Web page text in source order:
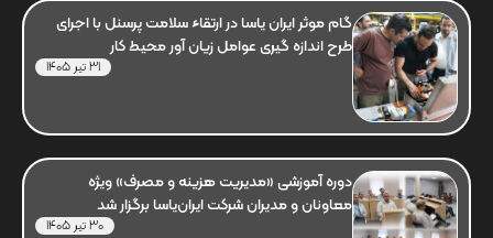
گام موثر ایران یاسا در ارتقاء سلامت پرسنل با اجرای
طرح اندازه گیری عوامل زیان آور محیط کار
31 تیر 1405
دوره آموزشی «مدیریت هزینه و مصرف» ویژه
معاونان و مدیران شرکت ایران‌یاسا برگزار شد
30 تیر 1405